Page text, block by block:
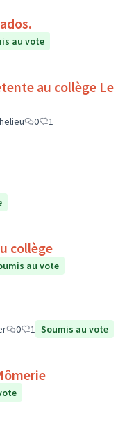
au vote
au collège Le
0
1
collège
au vote
0 1 Soumis au vote